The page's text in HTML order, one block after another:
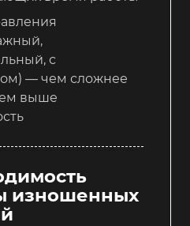
с
— чем сложнее
выше
изношенных